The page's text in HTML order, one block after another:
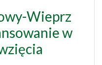
Wieprz
w